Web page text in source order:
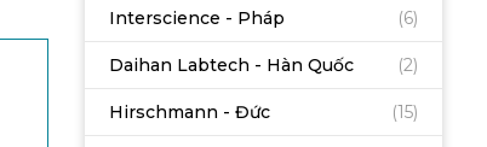
Interscience - Pháp (6)
Daihan Labtech - Hàn Quốc (2)
Hirschmann - Đức (15)